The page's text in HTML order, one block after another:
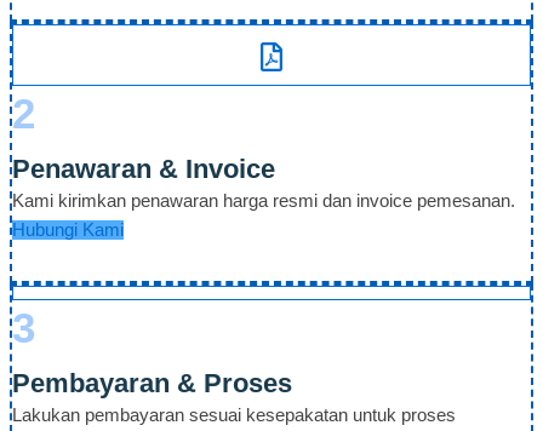
2
Penawaran & Invoice
Kami kirimkan penawaran harga resmi dan invoice pemesanan.
Hubungi Kami
3
Pembayaran & Proses
Lakukan pembayaran sesuai kesepakatan untuk proses